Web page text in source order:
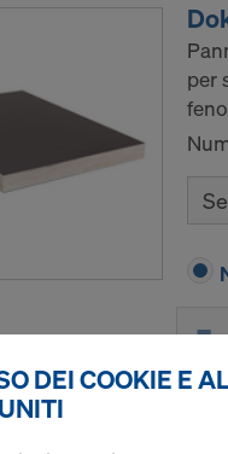
per
DEI COOKIE E